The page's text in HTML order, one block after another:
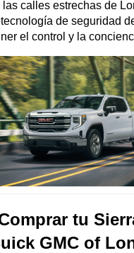
calles estrechas de
de seguridad
el control y la
tu
GMC of